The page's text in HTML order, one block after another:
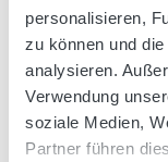
personalisieren,
zu können und
analysieren.
Verwendung
soziale Medien,
Partner führen